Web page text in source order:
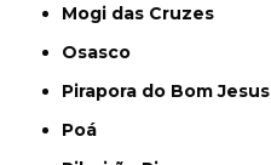
Mogi das Cruzes
Osasco
Pirapora do Bom Jesus
Poá